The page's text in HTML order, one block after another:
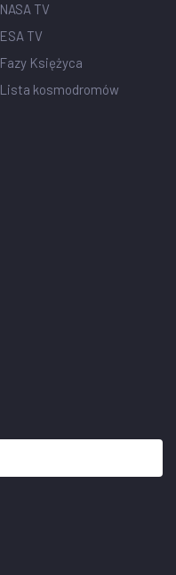
NASA TV
ESA TV
Fazy Księżyca
Lista kosmodromów